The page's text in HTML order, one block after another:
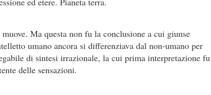
muove. Ma questa non fu la conclusione a cui giunse
umano ancora si differenziava dal non-umano per
di sintesi irrazionale, la cui prima interpretazione fu
delle sensazioni.